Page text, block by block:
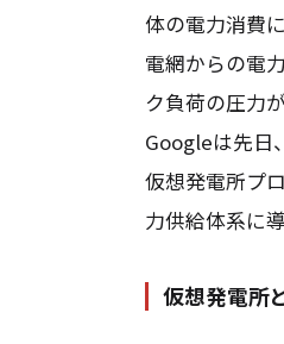
体の電力消費
電網からの電
ク負荷の圧力
Googleは先日
仮想発電所プ
力供給体系に
仮想発電所